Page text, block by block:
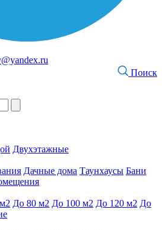
Поиск
Двухэтажные
Дачные дома Таунхаусы Бани
До 80 м2 До 100 м2 До 120 м2 До